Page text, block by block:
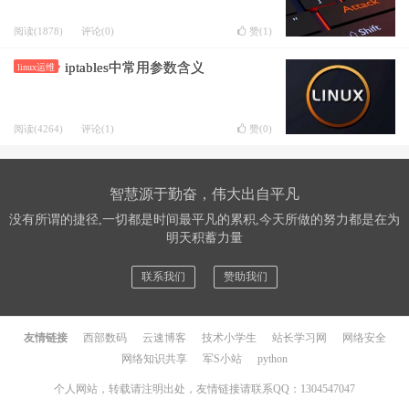
阅读(1878) 评论(0) 赞(1 )
linux运维 iptables中常用参数含义
阅读(4264) 评论(1) 赞(0)
智慧源于勤奋，伟大出自平凡
没有所谓的捷径,一切都是时间最平凡的累积,今天所做的努力都是在为
明天积蓄力量
联系我们 赞助我们
友情链接 西部数码 云速博客 技术小学生 站长学习网
网络安全
网络知识共享
军S小站 python
个人网站，转载请注明出处，友情链接请联系QQ：1304547047